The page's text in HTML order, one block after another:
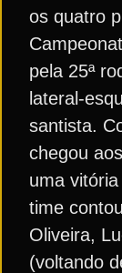
os quatro
pela 25ª
lateral-
santista.
chegou
uma
time
Oliveira,
(voltando